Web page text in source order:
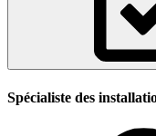
Spécialiste des